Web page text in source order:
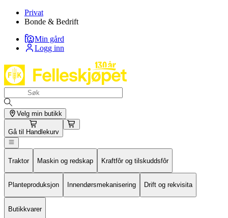
Privat
Bonde & Bedrift
Min gård
Logg inn
Velg min butikk
Gå til Handlekurv
Traktor Maskin og redskap Kraftfôr og tilskuddsfôr
Planteproduksjon Innendørsmekanisering Drift og rekvisita
Butikkvarer